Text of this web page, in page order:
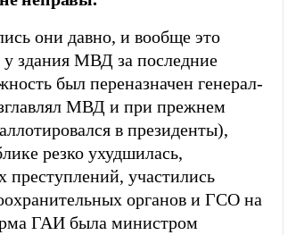
они давно, и вообще это
у здания МВД за последние
был переназначен генерал-
МВД и при прежнем
в президенты),
резко ухудшилась,
преступлений, участились
органов и ГСО на
ГАИ была министром